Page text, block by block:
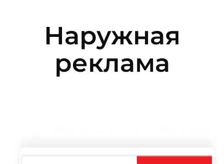
Наружная
реклама